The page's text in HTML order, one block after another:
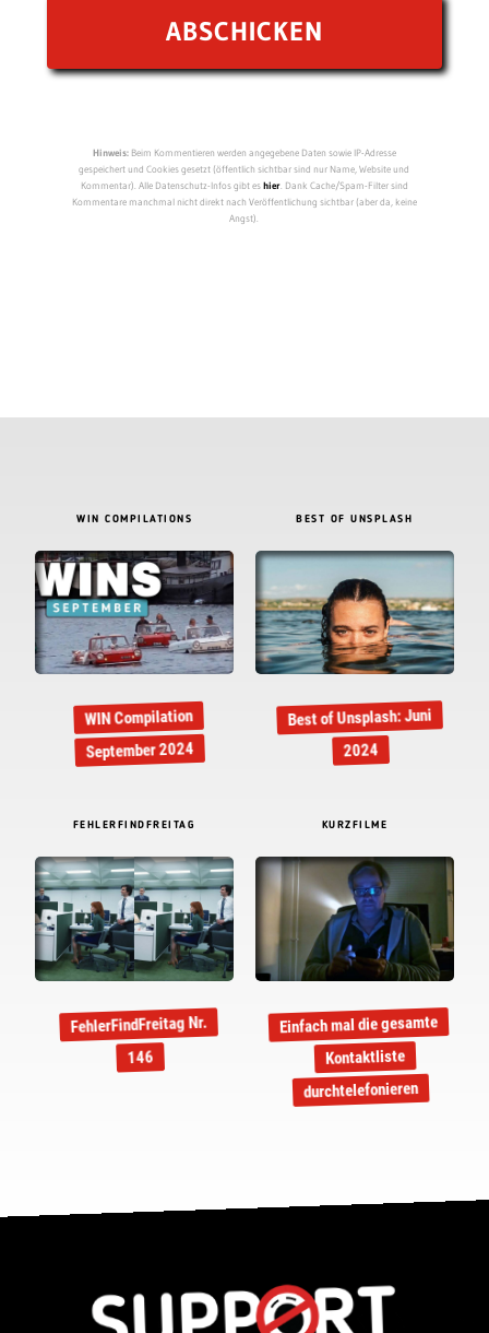
Hinweis:Beim Kommentieren werden angegebene Daten sowie IP-Adresse
gespeichert und Cookies gesetzt (öffentlich sichtbar sind nur Name, Website und
Kommentar). Alle Datenschutz-Infos gibt eshier. Dank Cache/Spam-Filter sind
Kommentare manchmal nicht direkt nach Veröffentlichung sichtbar (aber da, keine
Angst).
WIN COMPILATIONS
WIN Compilation
September 2024
BEST OF UNSPLASH
Best of Unsplash: Juni
2024
FEHLERFINDFREITAG
FehlerFindFreitag Nr.
146
KURZFILME
Einfach mal die gesamte
Kontaktliste
durchtelefonieren